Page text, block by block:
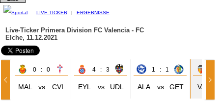
LIVE-TICKER | ERGEBNISSE
Live-Ticker Primera Division FC Valencia - FC
Elche, 11.12.2021
0 : 0
MAL vs CVI
4 : 3
EYL vs UDL
1 : 1
ALA vs GET VAL